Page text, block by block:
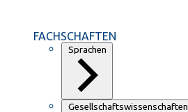
FACHSCHAFTEN
Sprachen
Gesellschaftswissenschaften